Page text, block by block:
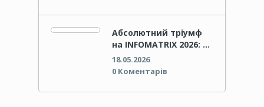
Абсолютний тріумф
на INFOMATRIX 2026: …
18.05.2026
0 Коментарів